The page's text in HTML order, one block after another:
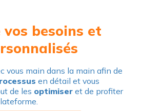
besoins et
vous main dans la main afin de
en détail et vous
de les optimiser et de profiter